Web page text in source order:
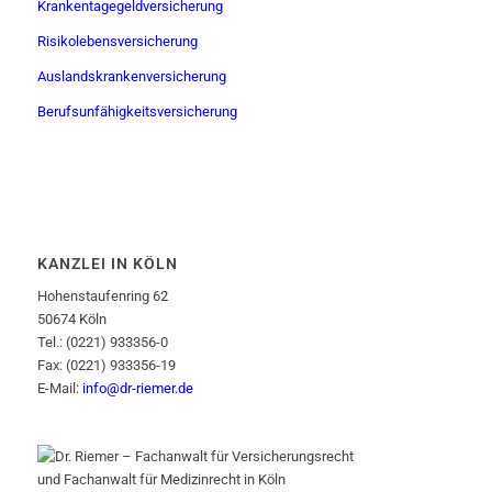
Krankentagegeldversicherung
Risikolebensversicherung
Auslandskrankenversicherung
Berufsunfähigkeitsversicherung
KANZLEI IN KÖLN
Hohenstaufenring 62
50674 Köln
Tel.: (0221) 933356-0
Fax: (0221) 933356-19
E-Mail: info@dr-riemer.de